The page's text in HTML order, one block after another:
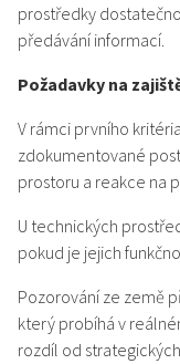
prostředky
předávání informací.
Požadavky na
V rámci prvního
zdokumentované
prostoru a reakce na
U technických
pokud je jejich
Pozorování ze země
který probíhá v
rozdíl od